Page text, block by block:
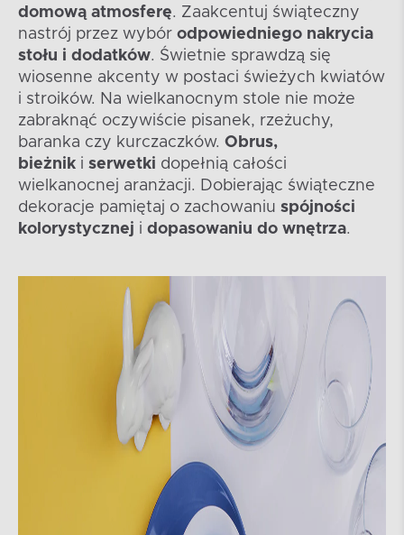
domową atmosferę. Zaakcentuj świąteczny
nastrój przez wybór odpowiedniego nakrycia
stołu i dodatków. Świetnie sprawdzą się
wiosenne akcenty w postaci świeżych kwiatów
i stroików. Na wielkanocnym stole nie może
zabraknąć oczywiście pisanek, rzeżuchy,
baranka czy kurczaczków. Obrus,
bieżnik i serwetki dopełnią całości
wielkanocnej aranżacji. Dobierając świąteczne
dekoracje pamiętaj o zachowaniu spójności
kolorystycznej i dopasowaniu do wnętrza.